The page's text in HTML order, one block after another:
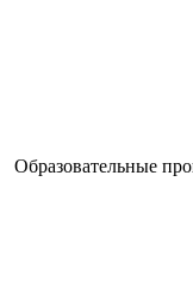
Образовательные